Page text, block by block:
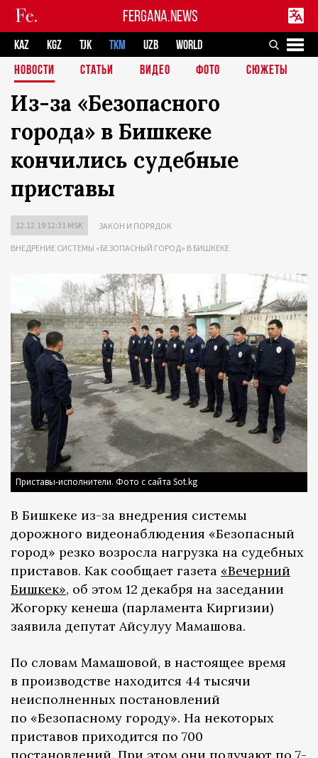
FERGANA.NEWS
KAZ KGZ TJK TKM UZB
WORLD
НОВОСТИ
СТАТЬИ ВИДЕО ФОТО СЮЖЕТЫ
Из-за «Безопасного
города» в Бишкеке
кончились судебные
приставы
12.12.19 12:31 MSK ЗАКОН И ПОРЯДОК
ВНЕДРЕНИЕ СИСТЕМЫ «БЕЗОПАСНЫЙ ГОРОД» В БИШКЕКЕ
Приставы-исполнители. Фото с сайта Sot.kg
В Бишкеке из-за внедрения системы
дорожного видеонаблюдения «Безопасный
город» резко возросла нагрузка на судебных
приставов. Как сообщает газета «Вечерний
Бишкек», об этом 12 декабря на заседании
Жогорку кенеша (парламента Киргизии)
заявила депутат Айсулуу Мамашова.
По словам Мамашовой, в настоящее время
в производстве находится 44 тысячи
неисполненных постановлений
по «Безопасному городу». На некоторых
приставов приходится по 700
постановлений. При этом они получают по 7-